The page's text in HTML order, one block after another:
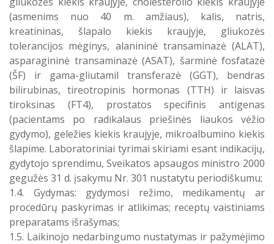
(asmenims nuo 40 m. amžiaus), kalis, natris,
kreatininas, šlapalo kiekis kraujyje, gliukozės
tolerancijos mėginys, alanininė transaminazė (ALAT),
asparagininė transaminazė (ASAT), šarminė fosfatazė
(ŠF) ir gama-gliutamil transferazė (GGT), bendras
bilirubinas, tireotropinis hormonas (TTH) ir laisvas
tiroksinas (FT4), prostatos specifinis antigenas
(pacientams po radikalaus priešinės liaukos vėžio
gydymo), geležies kiekis kraujyje, mikroalbumino kiekis
šlapime. Laboratoriniai tyrimai skiriami esant indikacijų,
gydytojo sprendimu, Sveikatos apsaugos ministro 2000
gegužės 31 d. įsakymu Nr. 301 nustatytu periodiškumu;
1.4. Gydymas: gydymosi režimo, medikamentų ar
procedūrų paskyrimas ir atlikimas; receptų vaistiniams
preparatams išrašymas;
1.5. Laikinojo nedarbingumo nustatymas ir pažymėjimo